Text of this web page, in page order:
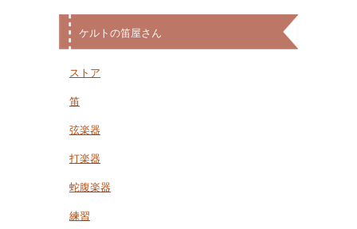
ケルトの笛屋さん
ストア
笛
弦楽器
打楽器
蛇腹楽器
練習